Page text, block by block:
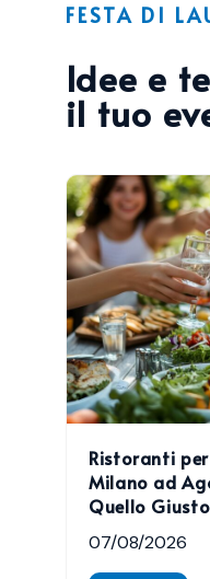
FESTA DI
Idee e
il tuo
Ristoranti
Milano ad
Quello
07/08/2026